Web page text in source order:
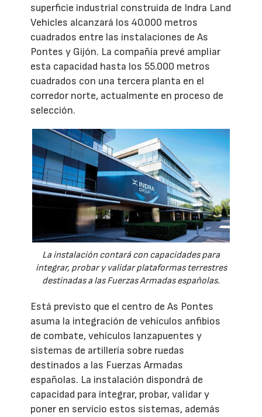
superficie industrial construida de Indra Land
Vehicles alcanzará los 40.000 metros
cuadrados entre las instalaciones de As
Pontes y Gijón. La compañía prevé ampliar
esta capacidad hasta los 55.000 metros
cuadrados con una tercera planta en el
corredor norte, actualmente en proceso de
selección.
La instalación contará con capacidades para
integrar, probar y validar plataformas terrestres
destinadas a las Fuerzas Armadas españolas.
Está previsto que el centro de As Pontes
asuma la integración de vehículos anfibios
de combate, vehículos lanzapuentes y
sistemas de artillería sobre ruedas
destinados a las Fuerzas Armadas
españolas. La instalación dispondrá de
capacidad para integrar, probar, validar y
poner en servicio estos sistemas, además